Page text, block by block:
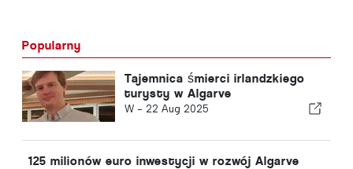
Popularny
Tajemnica śmierci irlandzkiego
turysty w Algarve
W - 22 Aug 2025
125 milionów euro inwestycji w rozwój Algarve